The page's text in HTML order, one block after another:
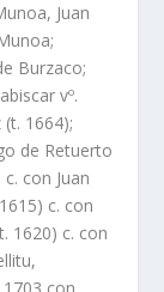
Juan
Burzaco;
vº.
1664);
de Retuerto
con Juan
c. con
1620) c. con